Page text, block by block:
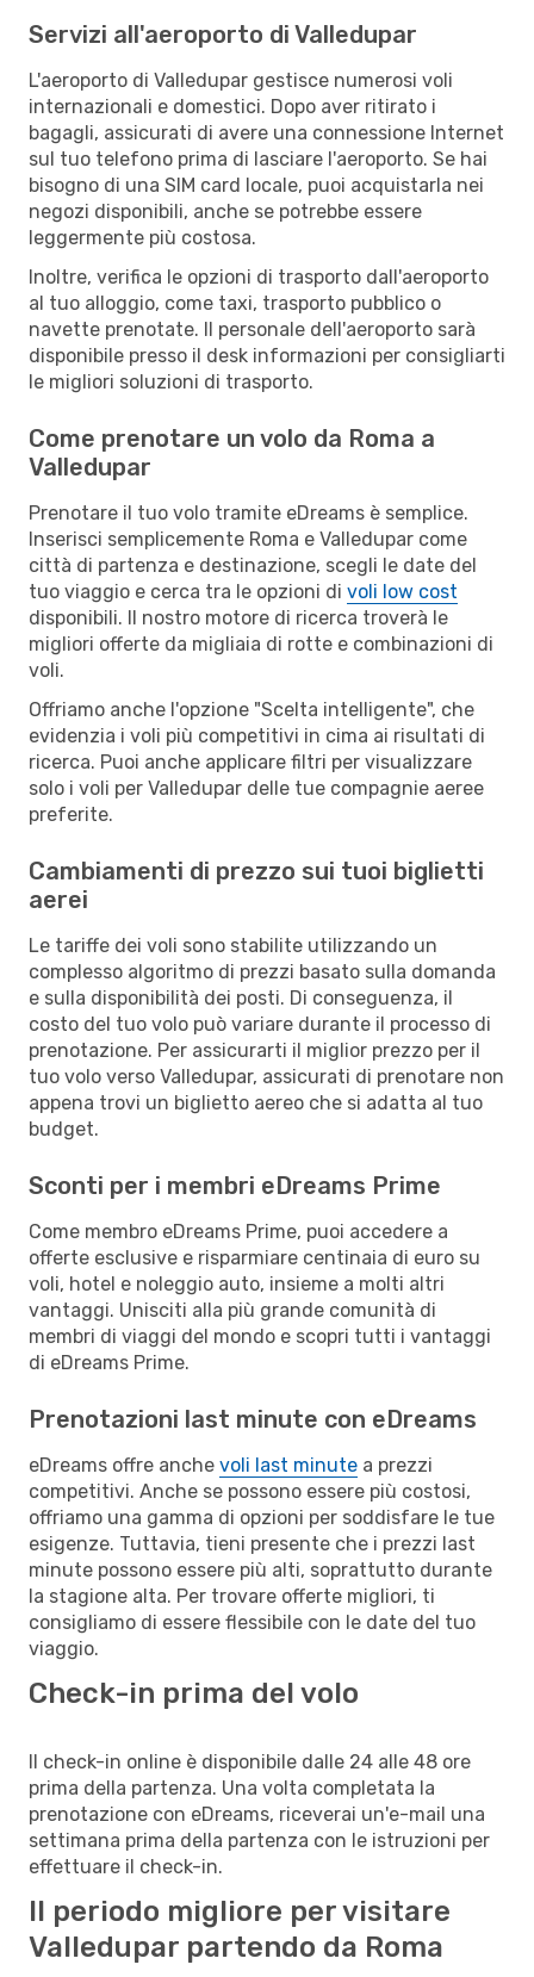
Servizi all'aeroporto di Valledupar
L'aeroporto di Valledupar gestisce numerosi voli
internazionali e domestici. Dopo aver ritirato i
bagagli, assicurati di avere una connessione Internet
sul tuo telefono prima di lasciare l'aeroporto. Se hai
bisogno di una SIM card locale, puoi acquistarla nei
negozi disponibili, anche se potrebbe essere
leggermente più costosa.
Inoltre, verifica le opzioni di trasporto dall'aeroporto
al tuo alloggio, come taxi, trasporto pubblico o
navette prenotate. Il personale dell'aeroporto sarà
disponibile presso il desk informazioni per consigliarti
le migliori soluzioni di trasporto.
Come prenotare un volo da Roma a
Valledupar
Prenotare il tuo volo tramite eDreams è semplice.
Inserisci semplicemente Roma e Valledupar come
città di partenza e destinazione, scegli le date del
tuo viaggio e cerca tra le opzioni di voli low cost
disponibili. Il nostro motore di ricerca troverà le
migliori offerte da migliaia di rotte e combinazioni di
voli.
Offriamo anche l'opzione "Scelta intelligente", che
evidenzia i voli più competitivi in cima ai risultati di
ricerca. Puoi anche applicare filtri per visualizzare
solo i voli per Valledupar delle tue compagnie aeree
preferite.
Cambiamenti di prezzo sui tuoi biglietti
aerei
Le tariffe dei voli sono stabilite utilizzando un
complesso algoritmo di prezzi basato sulla domanda
e sulla disponibilità dei posti. Di conseguenza, il
costo del tuo volo può variare durante il processo di
prenotazione. Per assicurarti il miglior prezzo per il
tuo volo verso Valledupar, assicurati di prenotare non
appena trovi un biglietto aereo che si adatta al tuo
budget.
Sconti per i membri eDreams Prime
Come membro eDreams Prime, puoi accedere a
offerte esclusive e risparmiare centinaia di euro su
voli, hotel e noleggio auto, insieme a molti altri
vantaggi. Unisciti alla più grande comunità di
membri di viaggi del mondo e scopri tutti i vantaggi
di eDreams Prime.
Prenotazioni last minute con eDreams
eDreams offre anche voli last minute a prezzi
competitivi. Anche se possono essere più costosi,
offriamo una gamma di opzioni per soddisfare le tue
esigenze. Tuttavia, tieni presente che i prezzi last
minute possono essere più alti, soprattutto durante
la stagione alta. Per trovare offerte migliori, ti
consigliamo di essere flessibile con le date del tuo
viaggio.
Check-in prima del volo
Il check-in online è disponibile dalle 24 alle 48 ore
prima della partenza. Una volta completata la
prenotazione con eDreams, riceverai un'e-mail una
settimana prima della partenza con le istruzioni per
effettuare il check-in.
Il periodo migliore per visitare
Valledupar partendo da Roma